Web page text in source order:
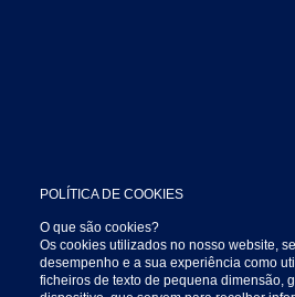
POLÍTICA DE COOKIES
O que são cookies?
Os cookies utilizados no nosso website,
desempenho e a sua experiência como
ficheiros de texto de pequena dimensão,